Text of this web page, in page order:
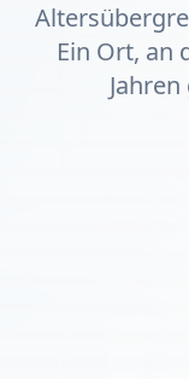
Ein Ort, an